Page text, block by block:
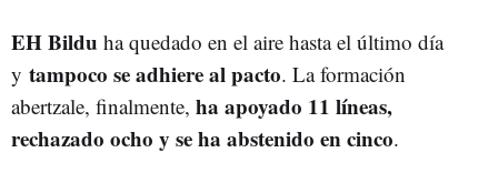
EH Bildu ha quedado en el aire hasta el último día
y tampoco se adhiere al pacto. La formación
abertzale, finalmente, ha apoyado 11 líneas,
rechazado ocho y se ha abstenido en cinco.